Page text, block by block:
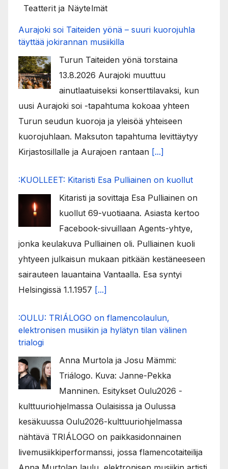
Teatterit ja Näytelmät
Aurajoki soi Taiteiden yönä – suuri kuorojuhla
täyttää jokirannan musiikilla
Turun Taiteiden yönä torstaina
13.8.2026 Aurajoki muuttuu
ainutlaatuiseksi konserttilavaksi, kun
uusi Aurajoki soi -tapahtuma kokoaa yhteen
Turun seudun kuoroja ja yleisöä yhteiseen
kuorojuhlaan. Maksuton tapahtuma levittäytyy
Kirjastosillalle ja Aurajoen rantaan [...]
:KUOLLEET: Kitaristi Esa Pulliainen on kuollut
Kitaristi ja sovittaja Esa Pulliainen on
kuollut 69-vuotiaana. Asiasta kertoo
Facebook-sivuillaan Agents-yhtye,
jonka keulakuva Pulliainen oli. Pulliainen kuoli
yhtyeen julkaisun mukaan pitkään kestäneeseen
sairauteen lauantaina Vantaalla. Esa syntyi
Helsingissä 1.1.1957 [...]
:OULU: TRIÁLOGO on flamencolaulun,
elektronisen musiikin ja hylätyn tilan välinen
trialogi
Anna Murtola ja Josu Mämmi:
Triálogo. Kuva: Janne-Pekka
Manninen. Esitykset Oulu2026 -
kulttuuriohjelmassa Oulaisissa ja Oulussa
kesäkuussa Oulu2026-kulttuuriohjelmassa
nähtävä TRIÁLOGO on paikkasidonnainen
livemusiikkiperformanssi, jossa flamencotaiteilija